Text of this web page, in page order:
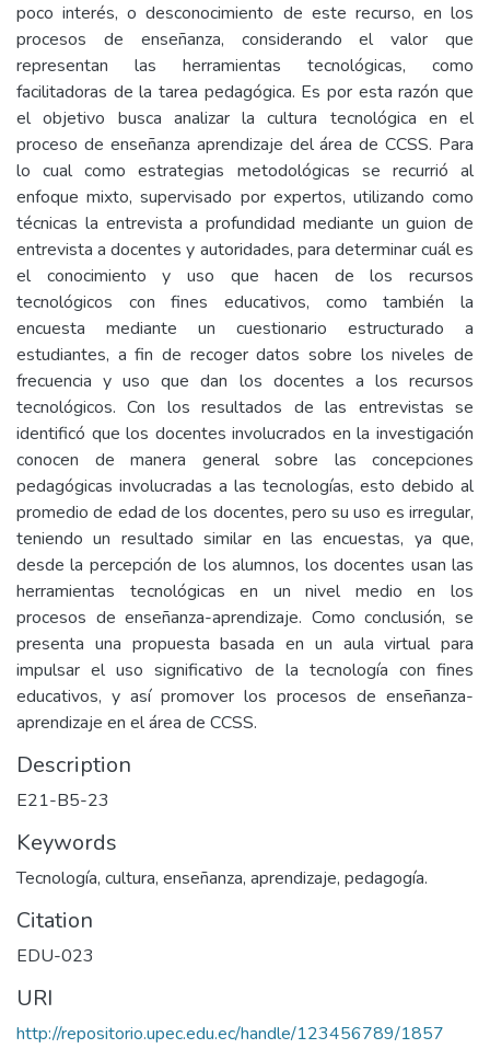
poco interés, o desconocimiento de este recurso, en los
procesos de enseñanza, considerando el valor que
representan las herramientas tecnológicas, como
facilitadoras de la tarea pedagógica. Es por esta razón que
el objetivo busca analizar la cultura tecnológica en el
proceso de enseñanza aprendizaje del área de CCSS. Para
lo cual como estrategias metodológicas se recurrió al
enfoque mixto, supervisado por expertos, utilizando como
técnicas la entrevista a profundidad mediante un guion de
entrevista a docentes y autoridades, para determinar cuál es
el conocimiento y uso que hacen de los recursos
tecnológicos con fines educativos, como también la
encuesta mediante un cuestionario estructurado a
estudiantes, a fin de recoger datos sobre los niveles de
frecuencia y uso que dan los docentes a los recursos
tecnológicos. Con los resultados de las entrevistas se
identificó que los docentes involucrados en la investigación
conocen de manera general sobre las concepciones
pedagógicas involucradas a las tecnologías, esto debido al
promedio de edad de los docentes, pero su uso es irregular,
teniendo un resultado similar en las encuestas, ya que,
desde la percepción de los alumnos, los docentes usan las
herramientas tecnológicas en un nivel medio en los
procesos de enseñanza-aprendizaje. Como conclusión, se
presenta una propuesta basada en un aula virtual para
impulsar el uso significativo de la tecnología con fines
educativos, y así promover los procesos de enseñanza-
aprendizaje en el área de CCSS.
Description
E21-B5-23
Keywords
Tecnología, cultura, enseñanza, aprendizaje, pedagogía.
Citation
EDU-023
URI
http://repositorio.upec.edu.ec/handle/123456789/1857